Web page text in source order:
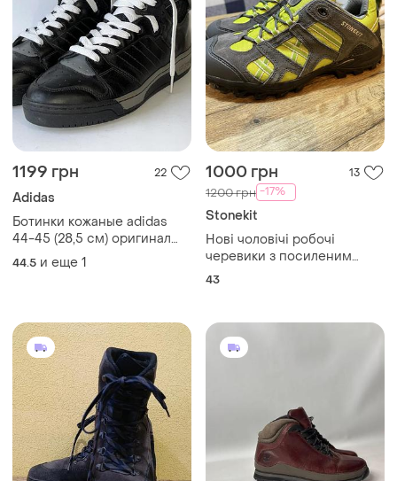
1199 грн 22
Adidas
Ботинки кожаные adidas
44-45 (28,5 см) оригинал
кроссовки высокие
44.5 и еще 1
1000 грн 13
1200 грн -17%
Stonekit
Нові чоловічі робочі
черевики з посиленим
носком 43р. 28 см
43